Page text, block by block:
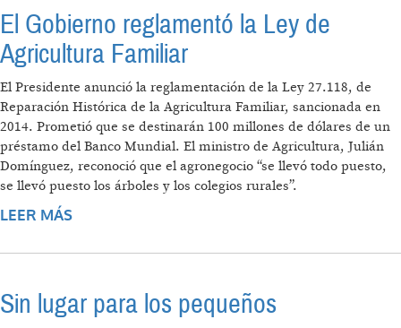
El Gobierno reglamentó la Ley de
Agricultura Familiar
El Presidente anunció la reglamentación de la Ley 27.118, de
Reparación Histórica de la Agricultura Familiar, sancionada en
2014. Prometió que se destinarán 100 millones de dólares de un
préstamo del Banco Mundial. El ministro de Agricultura, Julián
Domínguez, reconoció que el agronegocio “se llevó todo puesto,
se llevó puesto los árboles y los colegios rurales”.
LEER MÁS
Sin lugar para los pequeños